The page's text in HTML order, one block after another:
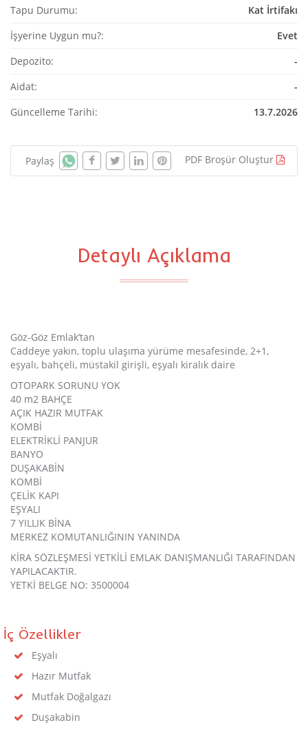
Tapu Durumu:
Kat İrtifakı
İşyerine Uygun mu?:
Evet
Depozito:
-
Aidat:
-
Güncelleme Tarihi:
13.7.2026
Paylaş PDF Broşür Oluştur
Detaylı Açıklama
Göz-Göz Emlak’tan
Caddeye yakın, toplu ulaşıma yürüme mesafesinde, 2+1,
eşyalı, bahçeli, müstakil girişli, eşyalı kiralık daire
OTOPARK SORUNU YOK
40 m2 BAHÇE
AÇIK HAZIR MUTFAK
KOMBİ
ELEKTRİKLİ PANJUR
BANYO
DUŞAKABİN
KOMBİ
ÇELİK KAPI
EŞYALI
7 YILLIK BİNA
MERKEZ KOMUTANLIĞININ YANINDA
KİRA SÖZLEŞMESİ YETKİLİ EMLAK DANIŞMANLIĞI TARAFINDAN
YAPILACAKTIR.
YETKİ BELGE NO: 3500004
İç Özellikler
Eşyalı
Hazır Mutfak
Mutfak Doğalgazı
Duşakabin